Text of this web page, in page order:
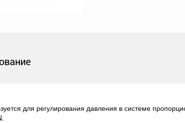
для регулирования давления в системе